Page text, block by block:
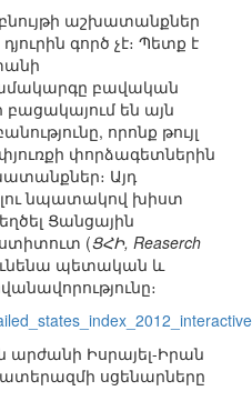
աշխատանքներ
գործ չէ։ Պետք է
բավական
բացակայում են այն
որոնք թույլ
փորձագետներին
Այդ
նպատակով խիստ
Ցանցային
(ՑՀԻ, Reaserch
պետական և
արժանի Իսրայել-Իրան
սցենարները